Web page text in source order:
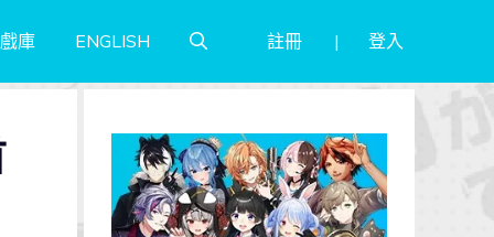
庫 ENGLISH 註冊 登入